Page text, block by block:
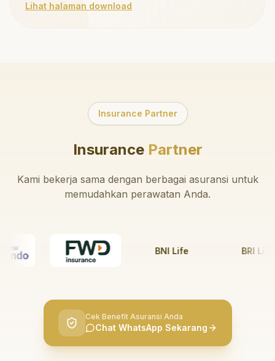
Lihat halaman download
Insurance Partner
InsurancePartner
Kami bekerja sama dengan berbagai asuransi untuk
memudahkan perawatan Anda.
BNI Life BRI Life
Cek Benefit Asuransi Anda
Chat WhatsApp Sekarang